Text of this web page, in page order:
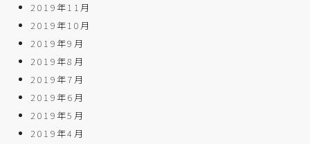
2019年11月
2019年10月
2019年9月
2019年8月
2019年7月
2019年6月
2019年5月
2019年4月